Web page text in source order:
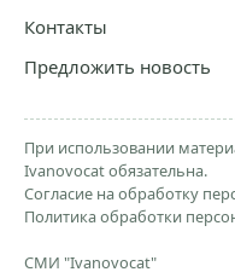
Контакты
Предложить новость
При использовании
Ivanovocat обязательна.
Согласие на обработку
Политика обработки
СМИ "Ivanovocat"